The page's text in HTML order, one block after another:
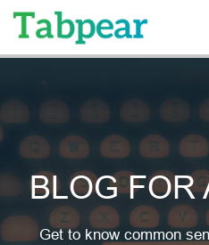
BLOG FOR
Get to know common